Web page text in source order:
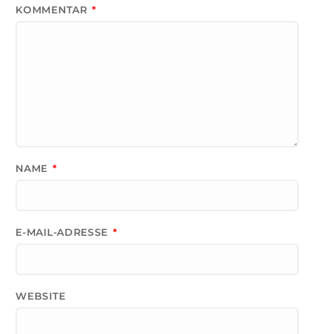
KOMMENTAR *
NAME *
E-MAIL-ADRESSE *
WEBSITE